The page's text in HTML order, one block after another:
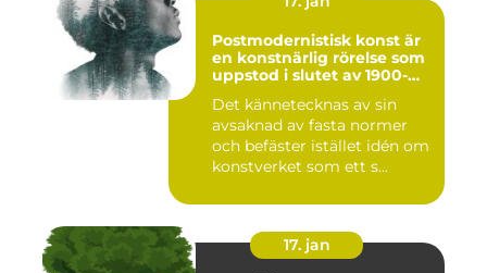
Postmodernistisk konst är
en konstnärlig rörelse som
uppstod i slutet av 1900-
mot modernismens
stränga regler och linjära
framsteg
Det kännetecknas av sin
avsaknad av fasta normer
och befäster istället idén om
konstverket som ett s...
17. jan